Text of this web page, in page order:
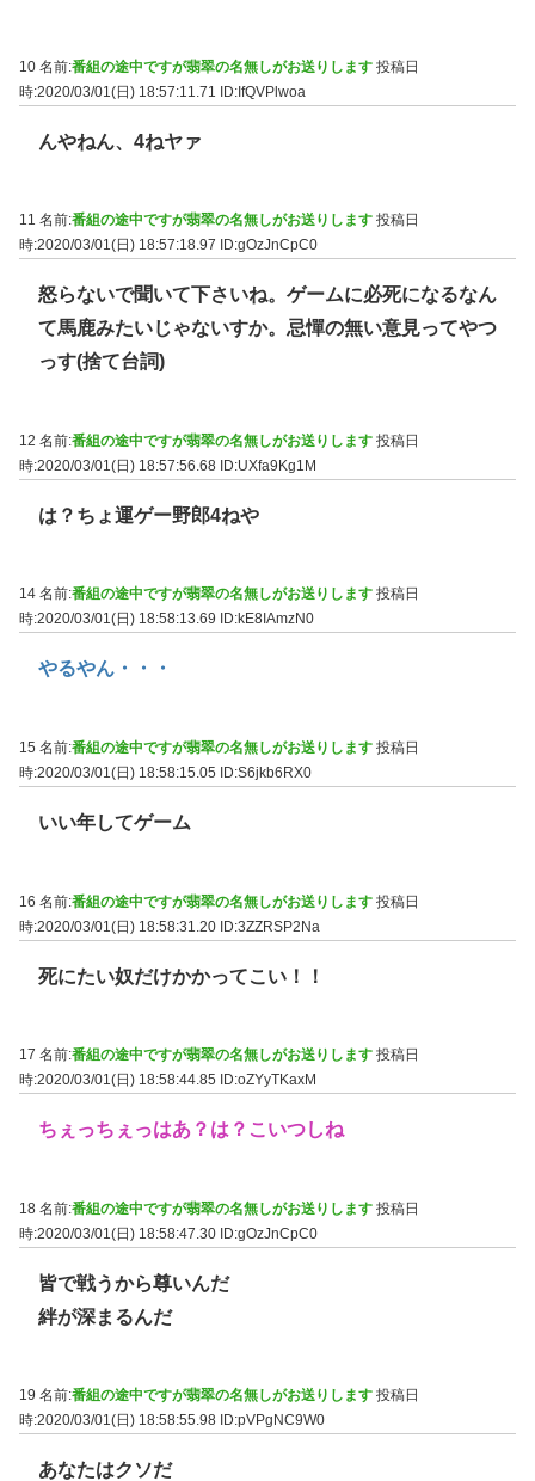
10 名前:番組の途中ですが翡翠の名無しがお送りします 投稿日
時:2020/03/01(日) 18:57:11.71 ID:IfQVPlwoa
んやねん、4ねヤァ
11 名前:番組の途中ですが翡翠の名無しがお送りします 投稿日
時:2020/03/01(日) 18:57:18.97
ID:gOzJnCpC0
怒らないで聞いて下さいね。ゲームに必死になるなん
て馬鹿みたいじゃないすか。忌憚の無い意見ってやつ
っす(捨て台詞)
12 名前:番組の途中ですが翡翠の名無しがお送りします 投稿日
時:2020/03/01(日) 18:57:56.68 ID:UXfa9Kg1M
は？ちょ運ゲー野郎4ねや
14 名前:番組の途中ですが翡翠の名無しがお送りします 投稿日
時:2020/03/01(日) 18:58:13.69
ID:kE8IAmzN0
やるやん・・・
15 名前:番組の途中ですが翡翠の名無しがお送りします 投稿日
時:2020/03/01(日) 18:58:15.05
ID:S6jkb6RX0
いい年してゲーム
16 名前:番組の途中ですが翡翠の名無しがお送りします 投稿日
時:2020/03/01(日) 18:58:31.20 ID:3ZZRSP2Na
死にたい奴だけかかってこい！！
17 名前:番組の途中ですが翡翠の名無しがお送りします 投稿日
時:2020/03/01(日) 18:58:44.85
ID:oZYyTKaxM
ちぇっちぇっはあ？は？こいつしね
18 名前:番組の途中ですが翡翠の名無しがお送りします 投稿日
時:2020/03/01(日) 18:58:47.30 ID:gOzJnCpC0
皆で戦うから尊いんだ
絆が深まるんだ
19 名前:番組の途中ですが翡翠の名無しがお送りします 投稿日
時:2020/03/01(日) 18:58:55.98 ID:pVPgNC9W0
あなたはクソだ